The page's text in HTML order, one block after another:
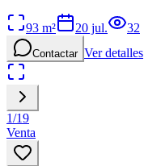
93 m² 20 jul. 32
Contactar Ver detalles
1/19
Venta